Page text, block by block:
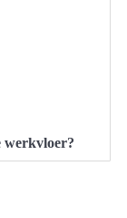
werkvloer?